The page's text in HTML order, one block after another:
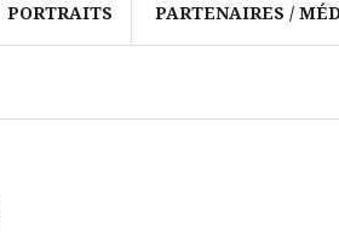
PORTRAITS PARTENAIRES /